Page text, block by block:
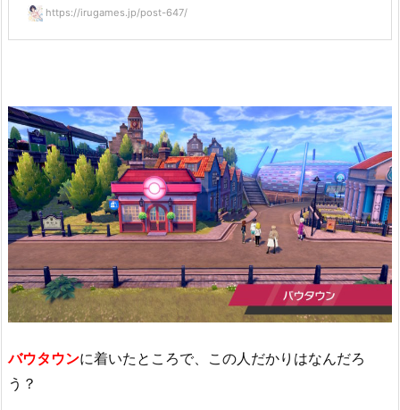
https://irugames.jp/post-647/
バウタウンに着いたところで、この人だかりはなんだろ
う？